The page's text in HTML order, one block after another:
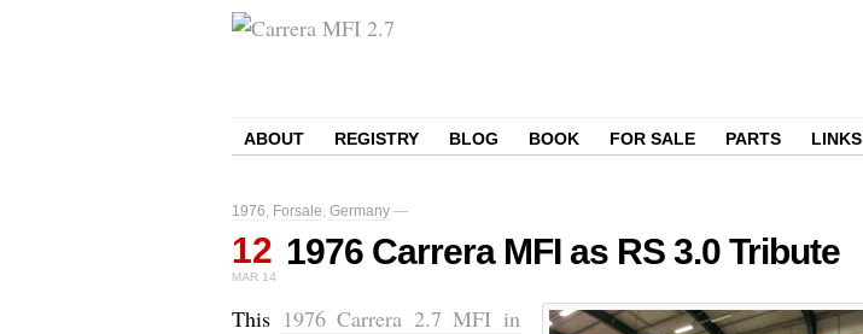
ABOUT REGISTRY BLOG BOOK FOR SALE PARTS LINKS
1976, Forsale, Germany —
12
MAR 14
1976 Carrera MFI as RS 3.0 Tribute
This 1976 Carrera 2.7 MFI in